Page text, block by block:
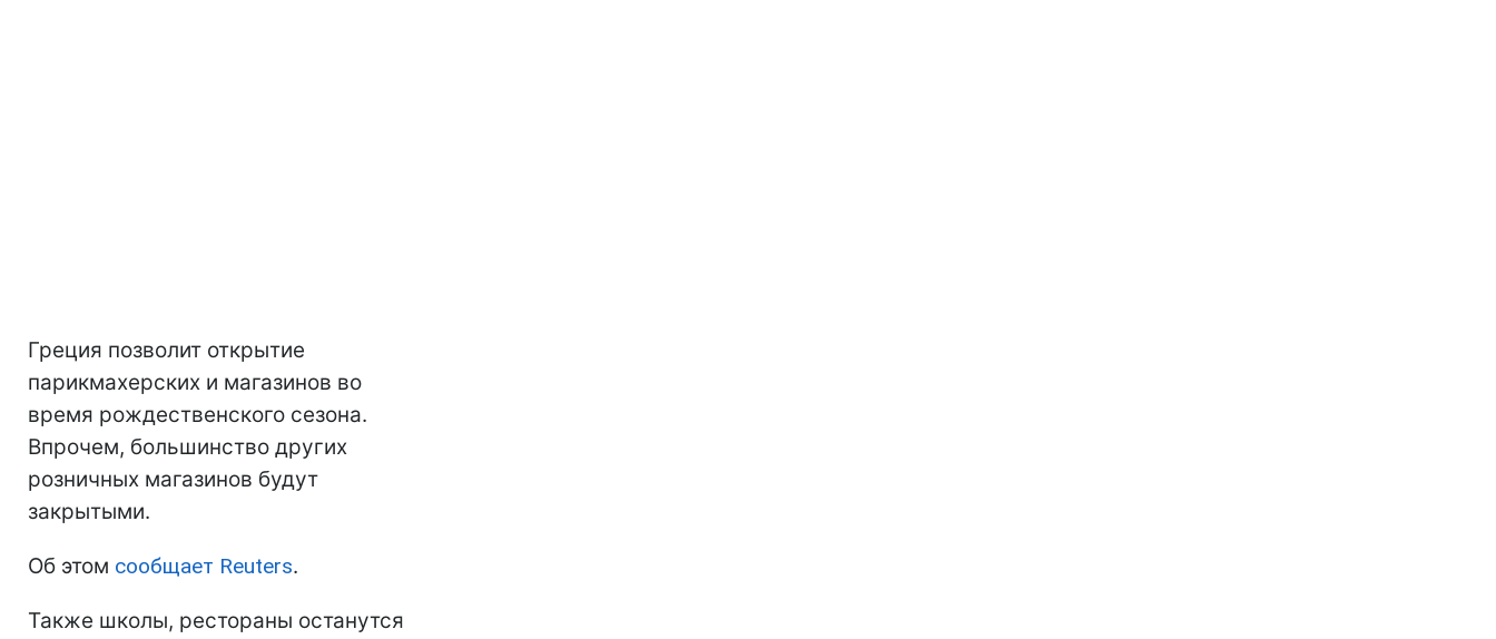
Греция позволит открытие
парикмахерских и магазинов во
время рождественского сезона.
Впрочем, большинство других
розничных магазинов будут
закрытыми.
Об этом сообщает Reuters.
Также школы, рестораны останутся